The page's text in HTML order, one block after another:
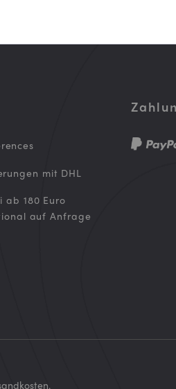
mit DHL
ab 180 Euro
auf Anfrage
.